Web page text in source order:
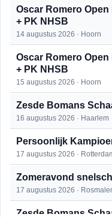
Oscar Romero
+ PK NHSB
14 augustus 2026 · Hoorn
Oscar Romero
+ PK NHSB
15 augustus 2026 · Hoorn
Zesde Bomans
16 augustus 2026 · Haarlem
Persoonlijk
17 augustus 2026 ·
Zomeravond
17 augustus 2026 ·
Zesde Bomans